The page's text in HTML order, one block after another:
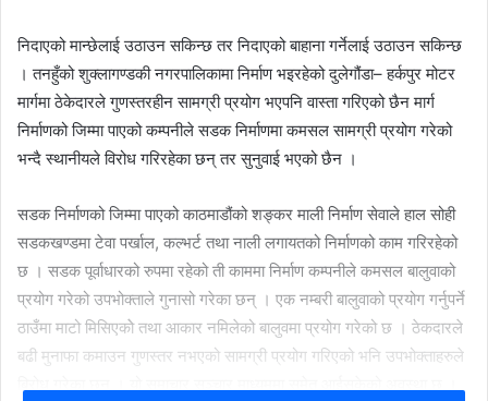
निदाएको मान्छेलाई उठाउन सकिन्छ तर निदाएको बाहाना गर्नेलाई उठाउन सकिन्छ
। तनहुँको शुक्लागण्डकी नगरपालिकामा निर्माण भइरहेको दुलेगौंडा– हर्कपुर मोटर
मार्गमा ठेकेदारले गुणस्तरहीन सामग्री प्रयोग भएपनि वास्ता गरिएको छैन मार्ग
निर्माणको जिम्मा पाएको कम्पनीले सडक निर्माणमा कमसल सामग्री प्रयोग गरेको
भन्दै स्थानीयले विरोध गरिरहेका छन् तर सुनुवाई भएको छैन ।
सडक निर्माणको जिम्मा पाएको काठमाडौंको शङ्कर माली निर्माण सेवाले हाल सोही
सडकखण्डमा टेवा पर्खाल, कल्भर्ट तथा नाली लगायतको निर्माणको काम गरिरहेको
छ । सडक पूर्वाधारको रुपमा रहेको ती काममा निर्माण कम्पनीले कमसल बालुवाको
प्रयोग गरेको उपभोक्ताले गुनासो गरेका छन् । एक नम्बरी बालुवाको प्रयोग गर्नुपर्ने
ठाउँमा माटो मिसिएकोे तथा आकार नमिलेको बालुवमा प्रयोग गरेको छ । ठेकदारले
बढी मुनाफा कमाउन गुणस्तर नभएको सामग्री प्रयोग गरिएको भनि उपभोक्ताहरुले